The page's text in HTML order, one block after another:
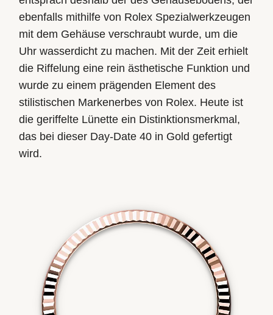
ebenfalls mithilfe von Rolex Spezial­werkzeugen
mit dem Gehäuse verschraubt wurde, um die
Uhr wasserdicht zu machen. Mit der Zeit erhielt
die Riffelung eine rein ästhetische Funktion und
wurde zu einem prägenden Element des
stilistischen Markenerbes von Rolex. Heute ist
die geriffelte Lünette ein Distinktions­merkmal,
das bei dieser Day-Date 40 in Gold gefertigt
wird.